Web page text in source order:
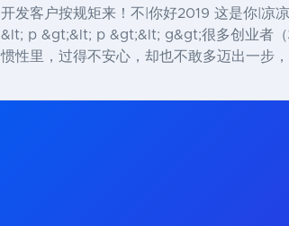
开发客户按规矩来！不|你好2019 这是你|凉
&lt; p &gt;&lt; p &gt;&lt; g&gt;很多创业者（
惯性里，过得不安心，却也不敢多迈出一步